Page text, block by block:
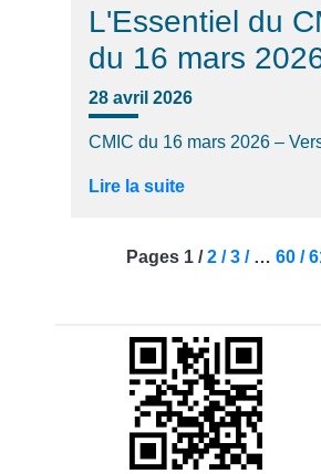
L'Essentiel du
du 16 mars
28 avril 2026
CMIC du 16 mars 2026 –
Lire la suite
Pages 1 /2 /3 / … 60 /